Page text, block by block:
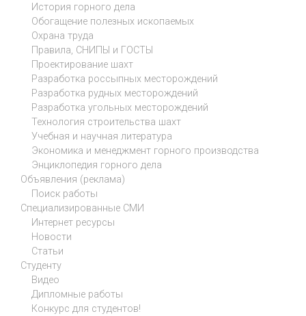
История горного дела
Обогащение полезных ископаемых
Охрана труда
Правила, СНИПЫ и ГОСТЫ
Проектирование шахт
Разработка россыпных месторождений
Разработка рудных месторождений
Разработка угольных месторождений
Технология строительства шахт
Учебная и научная литература
Экономика и менеджмент горного производства
Энциклопедия горного дела
Объявления (реклама)
Поиск работы
Специализированные СМИ
Интернет ресурсы
Новости
Статьи
Студенту
Видео
Дипломные работы
Конкурс для студентов!